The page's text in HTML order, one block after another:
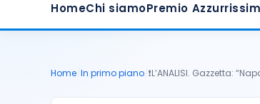
HomeChi siamoPremio
Home In primo piano ❗️L’ANALISI. Gazzetta: